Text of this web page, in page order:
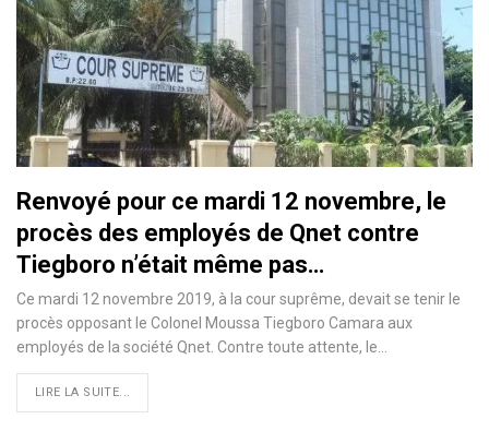
Renvoyé pour ce mardi 12 novembre, le
procès des employés de Qnet contre
Tiegboro n’était même pas…
Ce mardi 12 novembre 2019, à la cour suprême, devait se tenir le
procès opposant le Colonel Moussa Tiegboro Camara aux
employés de la société Qnet. Contre toute attente, le…
LIRE LA SUITE...